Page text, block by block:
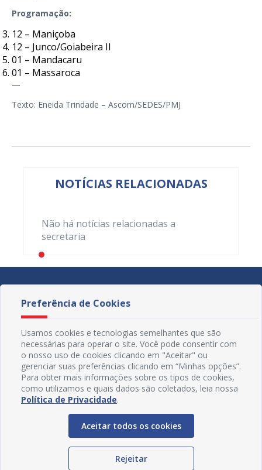
Programação:
12 – Maniçoba
12 – Junco/Goiabeira II
01 – Mandacaru
01 – Massaroca
—
Texto: Eneida Trindade – Ascom/SEDES/PMJ
NOTÍCIAS RELACIONADAS
Não há notícias relacionadas a
secretaria
Redes Sociais
Preferência de Cookies
Usamos cookies e tecnologias semelhantes que são
necessárias para operar o site. Você pode consentir com
o nosso uso de cookies clicando em "Aceitar" ou
gerenciar suas preferências clicando em “Minhas opções”.
Para obter mais informações sobre os tipos de cookies,
como utilizamos e quais dados são coletados, leia nossa
Política de Privacidade.
Aceitar todos os cookies
Rejeitar